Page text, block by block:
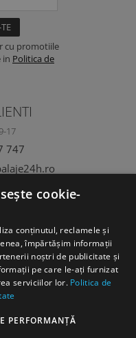
cu promotiile
in Politica de
17
747
cookie-
conținutul, reclamele și
împărtășim informații
noștri de publicitate și
pe care le-ați furnizat
serviciilor lor. Politica de
PERFORMANȚĂ